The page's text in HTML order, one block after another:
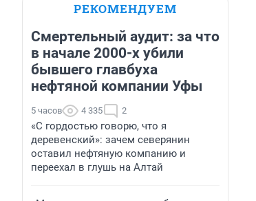
РЕКОМЕНДУЕМ
Смертельный аудит: за что
в начале 2000-х убили
бывшего главбуха
нефтяной компании Уфы
5 часов 4 335 2
«С гордостью говорю, что я
деревенский»: зачем северянин
оставил нефтяную компанию и
переехал в глушь на Алтай